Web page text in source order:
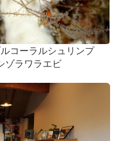
コーラルシュリンプ
ゾラワラエビ